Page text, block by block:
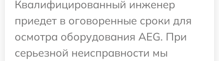
Квалифицированный инженер
приедет в оговоренные сроки для
осмотра оборудования AEG. При
серьезной неисправности мы